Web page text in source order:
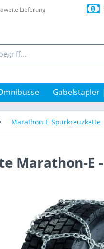
Lieferung
Gabelstapler
Marathon-E Spurkreuzkette
Marathon-E